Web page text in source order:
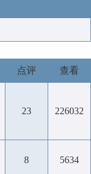
点评 查看
23 226032
8 5634